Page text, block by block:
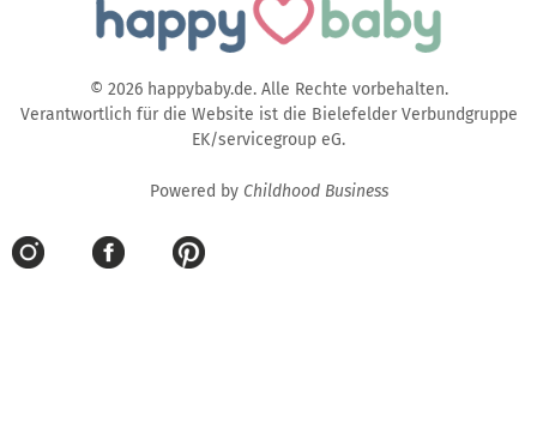
© 2026 happybaby.de. Alle Rechte vorbehalten.
Verantwortlich für die Website ist die Bielefelder Verbundgruppe
EK/servicegroup eG.
Powered by Childhood Business